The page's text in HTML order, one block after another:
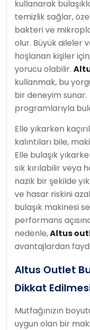
kullanarak
temizlik sağlar,
bakteri ve
olur. Büyük aileler
hoşlanan kişiler
yorucu olabilir.
kullanmak, bu
bir deneyim sunar.
programlarıyla
Elle yıkarken
kalıntıları bile,
Elle bulaşık
sık kırılabilir veya
nazik bir şekilde
ve hasar riskini
bulaşık makinesi
performans
nedenle,Altus
avantajlardan
Altus Outlet
Dikkat
Mutfağınızın
uygun olan bir